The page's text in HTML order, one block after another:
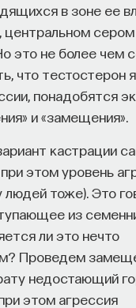
в зоне ее
центральном
это не более чем
что тестостерон
понадобятся
и «замещения».
кастрации
этом уровень
людей тоже). Это
из
ли это нечто
Проведем
недостающий
этом агрессия